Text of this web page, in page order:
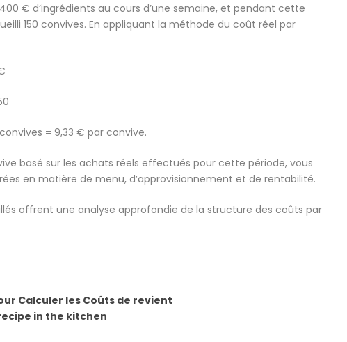
€ d’ingrédients au cours d’une semaine, et pendant cette
150 convives. En appliquant la méthode du coût réel par
= 9,33 € par convive.
basé sur les achats réels effectués pour cette période, vous
en matière de menu, d’approvisionnement et de rentabilité.
offrent une analyse approfondie de la structure des coûts par
Calculer les Coûts de revient
in the kitchen